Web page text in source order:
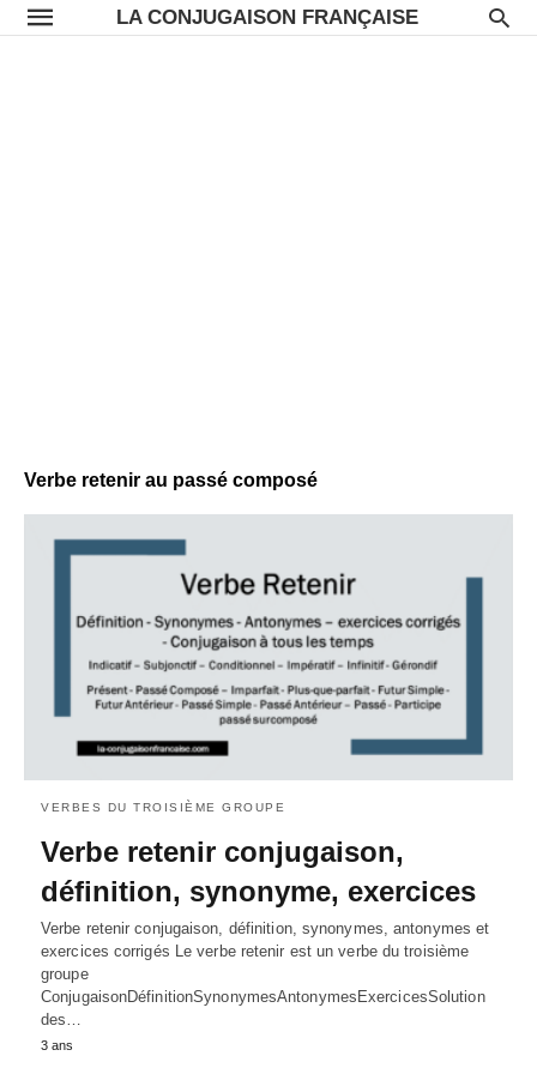
LA CONJUGAISON FRANÇAISE
Verbe retenir au passé composé
VERBES DU TROISIÈME GROUPE
Verbe retenir conjugaison,
définition, synonyme, exercices
Verbe retenir conjugaison, définition, synonymes, antonymes et
exercices corrigés Le verbe retenir est un verbe du troisième
groupe
ConjugaisonDéfinitionSynonymesAntonymesExercicesSolution
des…
3 ans